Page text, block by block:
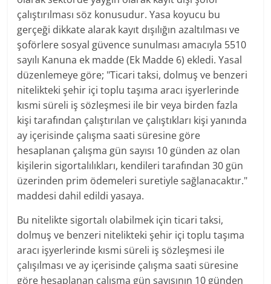
çalıştırılması söz konusudur. Yasa koyucu bu
gerçeği dikkate alarak kayıt dışılığın azaltılması ve
şoförlere sosyal güvence sunulması amacıyla 5510
sayılı Kanuna ek madde (Ek Madde 6) ekledi. Yasal
düzenlemeye göre; "Ticari taksi, dolmuş ve benzeri
nitelikteki şehir içi toplu taşıma aracı işyerlerinde
kısmi süreli iş sözleşmesi ile bir veya birden fazla
kişi tarafından çalıştırılan ve çalıştıkları kişi yanında
ay içerisinde çalışma saati süresine göre
hesaplanan çalışma gün sayısı 10 günden az olan
kişilerin sigortalılıkları, kendileri tarafından 30 gün
üzerinden prim ödemeleri suretiyle sağlanacaktır."
maddesi dahil edildi yasaya.
Bu nitelikte sigortalı olabilmek için ticari taksi,
dolmuş ve benzeri nitelikteki şehir içi toplu taşıma
aracı işyerlerinde kısmi süreli iş sözleşmesi ile
çalışılması ve ay içerisinde çalışma saati süresine
göre hesaplanan çalışma gün sayısının 10 günden